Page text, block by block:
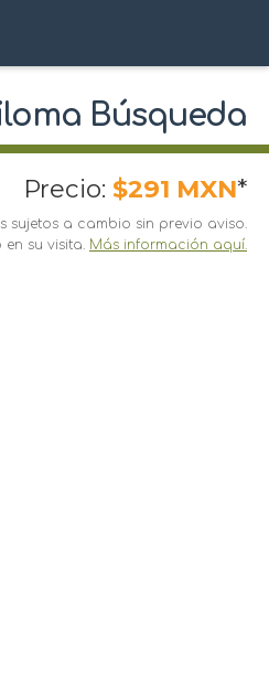
Búsqueda
Precio: $291 MXN*
sujetos a cambio sin previo aviso.
su visita. Más información aquí.